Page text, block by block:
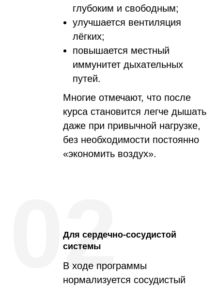
глубоким и свободным;
улучшается вентиляция
лёгких;
повышается местный
иммунитет дыхательных
путей.
Многие отмечают, что после
курса становится легче дышать
даже при привычной нагрузке,
без необходимости постоянно
«экономить воздух».
Для сердечно-сосудистой
системы
В ходе программы
нормализуется сосудистый
02